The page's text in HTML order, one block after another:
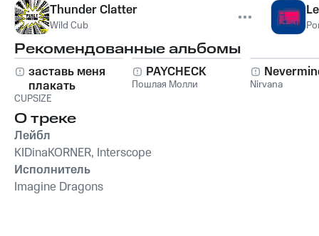
Thunder Clatter
Wild Cub
Рекомендованные альбомы
заставь меня
плакать
CUPSIZE
PAYCHECK
Пошлая Молли Nirvana
О треке
Лейбл
KIDinaKORNER, Interscope
Исполнитель
Imagine Dragons